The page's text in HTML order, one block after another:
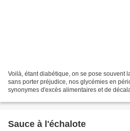
Voilà, étant diabétique, on se pose souvent
sans porter préjudice, nos glycémies en
synonymes d'excès alimentaires et de
Sauce à l'échalote